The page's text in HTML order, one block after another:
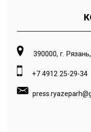
390000, г.
+7 4912 25-29-34